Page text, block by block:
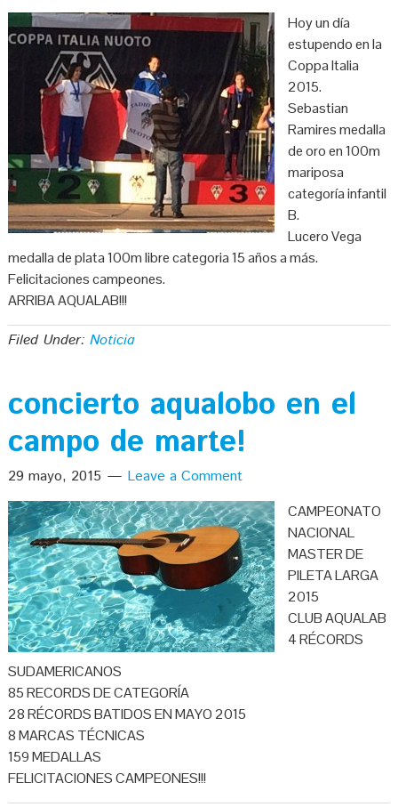
Hoy un día
estupendo en la
Coppa Italia
2015.
Sebastian
Ramires medalla
de oro en 100m
mariposa
categoría infantil
B.
Lucero Vega
medalla de plata 100m libre categoria 15 años a más.
Felicitaciones campeones.
ARRIBA AQUALAB!!!
Filed Under: Noticia
concierto aqualobo en el
campo de marte!
29 mayo, 2015 Leave a Comment
CAMPEONATO
NACIONAL
MASTER DE
PILETA LARGA
2015
CLUB AQUALAB
4 RÉCORDS
SUDAMERICANOS
85 RECORDS DE CATEGORÍA
28 RÉCORDS BATIDOS EN MAYO 2015
8 MARCAS TÉCNICAS
159 MEDALLAS
FELICITACIONES CAMPEONES!!!